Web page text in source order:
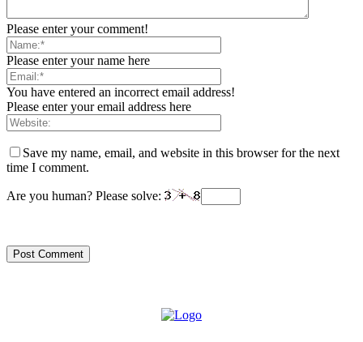
Please enter your comment!
Please enter your name here
You have entered an incorrect email address!
Please enter your email address here
Save my name, email, and website in this browser for the next
time I comment.
Are you human? Please solve: